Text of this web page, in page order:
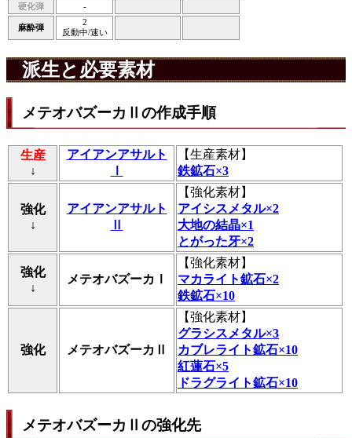
硬化弾
-
麻酔弾
2
反動中/速い
派生と必要素材
メテオバズーカⅡの作成手順
生産
↓
アイアンアサルト
【生産素材】
鉄鉱石×3
強化
↓
アイアンアサルト
【強化素材】
アイシスメタル×2
大地の結晶×1
とがった牙×2
強化
↓
メテオバズーカⅠ
【強化素材】
マカライト鉱石×2
鉄鉱石×10
強化 メテオバズーカⅡ
【強化素材】
グラシスメタル×3
カブレライト鉱石×10
紅蓮石×5
ドラグライト鉱石×10
メテオバズーカⅡの強化先